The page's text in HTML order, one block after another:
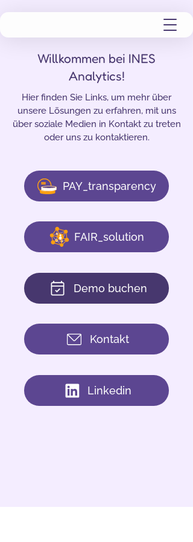
Willkommen bei INES
Analytics!
Hier finden Sie Links, um mehr über
unsere Lösungen zu erfahren, mit uns
über soziale Medien in Kontakt zu treten
oder uns zu kontaktieren.
PAY_transparency
FAIR_solution
Demo buchen
Kontakt
Linkedin